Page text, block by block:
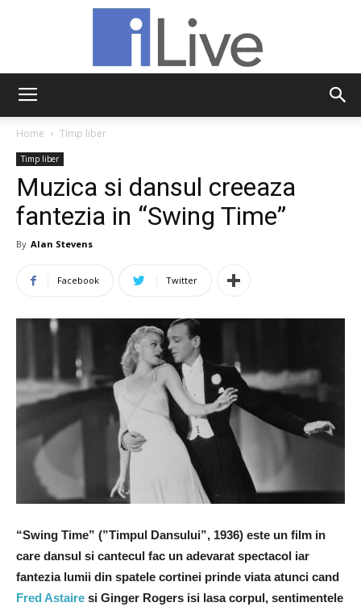
Home Timp liber
Timp liber
Muzica si dansul creeaza
fantezia in “Swing Time”
By Alan Stevens
Facebook Twitter
“Swing Time” (”Timpul Dansului”, 1936) este un film in
care dansul si cantecul fac un adevarat spectacol iar
fantezia lumii din spatele cortinei prinde viata atunci cand
Fred Astaire si Ginger Rogers isi lasa corpul, sentimentele